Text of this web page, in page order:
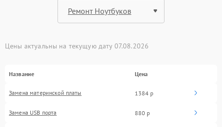
Цены актуальны на текущую дату 07.08.2026
Название Цена
Замена материнской платы 1384 р
Замена USB порта 880 р